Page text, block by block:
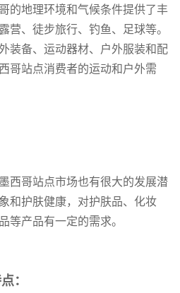
的地理环境和气候条件提供了丰
营、徒步旅行、钓鱼、足球等。
装备、运动器材、户外服装和配
哥站点消费者的运动和户外需
西哥站点市场也有很大的发展潜
和护肤健康，对护肤品、化妆
等产品有一定的需求。
：